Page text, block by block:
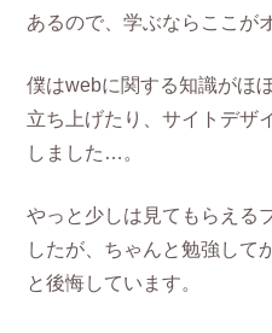
あるので、学ぶならここが
僕はwebに関する知識がほ
立ち上げたり、サイトデザ
しました…。
やっと少しは見てもらえる
したが、ちゃんと勉強して
と後悔しています。